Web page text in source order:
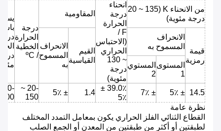
من الانحناء K (20 ~ 135
درجة مئوية)
انحناء
درجة
الحرارة
F /
(الاحتباس
الحراري
~ 130
درجة
مئوية)
المقاومية
درجة
الحرارة
الخطية
/ ºC
قيمة
رمزية
الانحراف
المسموح به
القيم
القياسية
الانحراف
المسموح
به
المستوى
1
المستوي
2
14.5 ± 5٪ ± 7٪
39.0٪ ±
5٪
1.4 ± 5٪
-20 ~
150
200
نظرة عامة
القطاع الثنائي الفلز الحراري يكون بمعامل التمدد المختلف
لطبقتين أو أكثر من طبقتين من المعدن أو الجمع الصلب